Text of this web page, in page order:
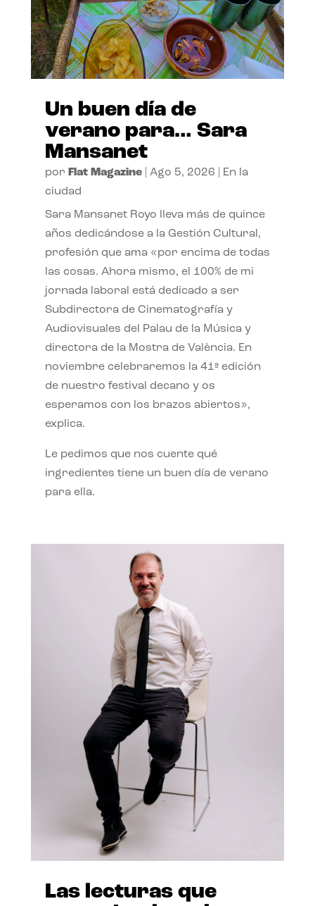
Un buen día de
verano para… Sara
Mansanet
por Flat Magazine| Ago 5, 2026
En la
ciudad
Sara Mansanet Royo lleva más de quince
años dedicándose a la Gestión Cultural,
profesión que ama «por encima de todas
las cosas. Ahora mismo, el 100% de mi
jornada laboral está dedicado a ser
Subdirectora de Cinematografía y
Audiovisuales del Palau de la Música y
directora de la Mostra de València. En
noviembre celebraremos la 41ª edición
de nuestro festival decano y os
esperamos con los brazos abiertos»,
explica.
Le pedimos que nos cuente qué
ingredientes tiene un buen día de verano
para ella.
Las lecturas que